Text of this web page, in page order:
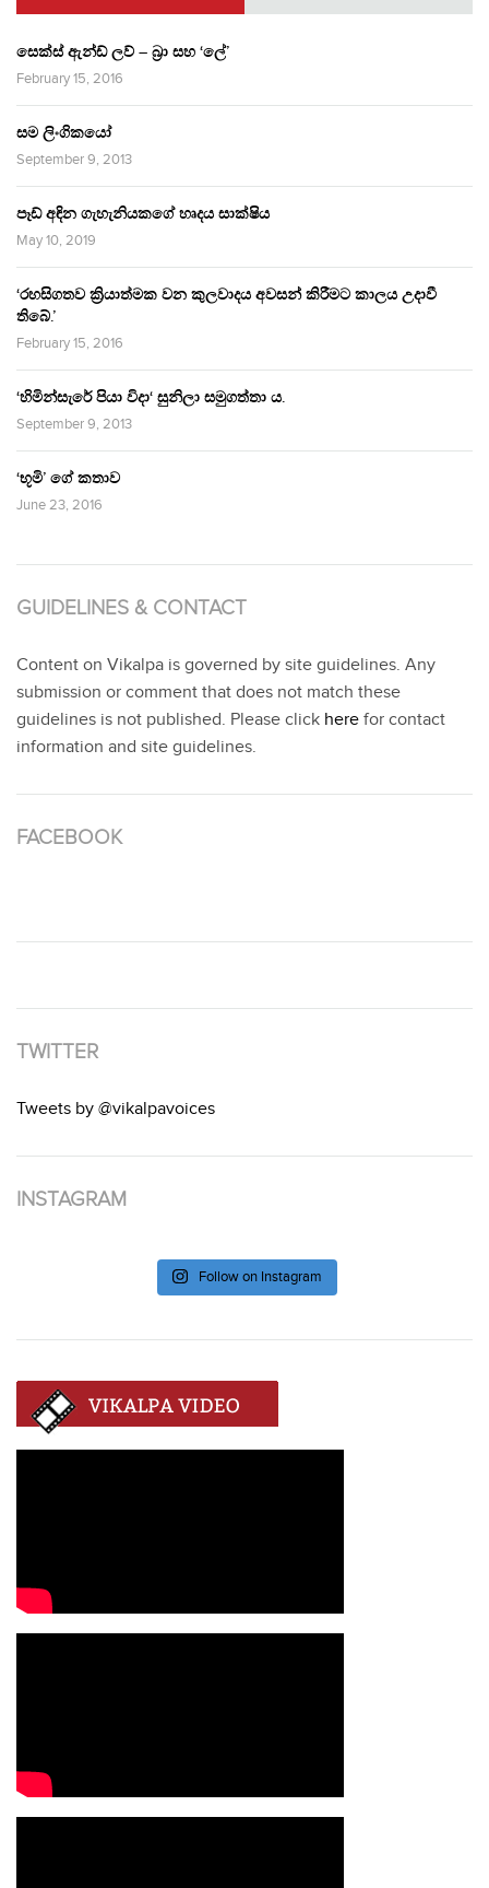
සෙක්ස් ඇන්ඩ් ලව් – බ්‍රා සහ ‘ලේ’
February 15, 2016
සම ලිංගිකයෝ
September 9, 2013
පෑඩ් අඳින ගැහැනියකගේ හෘදය සාක්ෂිය
May 10, 2019
‘රහසිගතව ක්‍රියාත්මක වන කුලවාදය අවසන් කිරීමට කාලය උදාවී
තිබේ.’
February 15, 2016
‘හිමින්සැරේ පියා විදා‘ සුනිලා සමුගත්තා ය.
September 9, 2013
‘භූමි’ ගේ කතාව
June 23, 2016
GUIDELINES & CONTACT
Content on Vikalpa is governed by site guidelines. Any
submission or comment that does not match these
guidelines is not published. Please click here for contact
information and site guidelines.
FACEBOOK
TWITTER
Tweets by @vikalpavoices
INSTAGRAM
Follow on Instagram